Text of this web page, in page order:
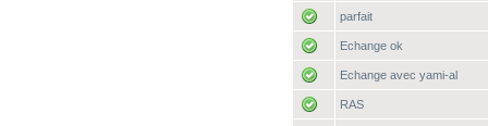
parfait
Echange ok
Echange avec yami-al
RAS